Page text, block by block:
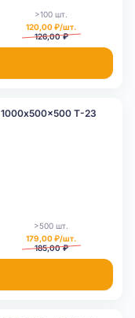
>100 шт.
120,00 ₽/шт.
126,00 ₽
1000x500x500 Т-23
>500 шт.
179,00 ₽/шт.
185,00 ₽